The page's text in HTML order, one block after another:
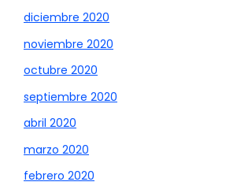
diciembre 2020
noviembre 2020
octubre 2020
septiembre 2020
abril 2020
marzo 2020
febrero 2020